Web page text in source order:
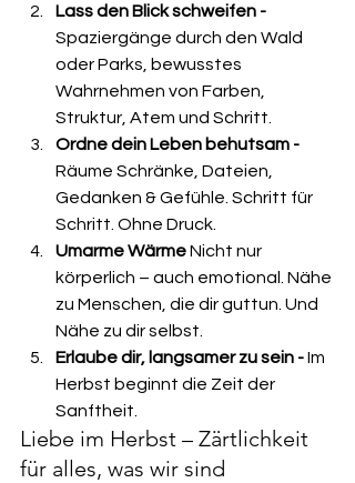
Lass den Blick schweifen -
Spaziergänge durch den Wald
oder Parks, bewusstes
Wahrnehmen von Farben,
Struktur, Atem und Schritt.
Ordne dein Leben behutsam -
Räume Schränke, Dateien,
Gedanken & Gefühle. Schritt für
Schritt. Ohne Druck.
Umarme Wärme Nicht nur
körperlich – auch emotional. Nähe
zu Menschen, die dir guttun. Und
Nähe zu dir selbst.
Erlaube dir, langsamer zu sein - Im
Herbst beginnt die Zeit der
Sanftheit.
Liebe im Herbst – Zärtlichkeit
für alles, was wir sind